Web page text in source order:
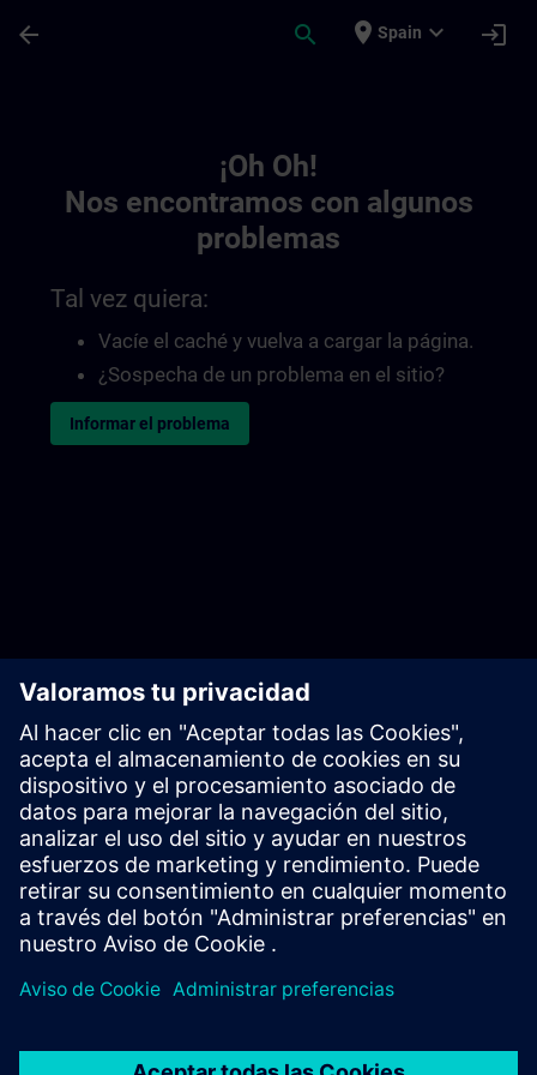
arrow_back search place Spain expand_more login
¡Oh Oh!
Nos encontramos con algunos
problemas
Tal vez quiera:
Vacíe el caché y vuelva a cargar la página.
¿Sospecha de un problema en el sitio?
Informar el problema